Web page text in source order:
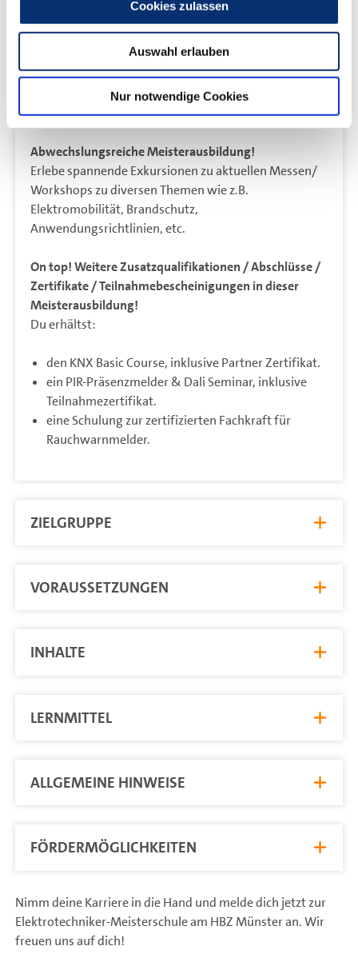
Cookies zulassen
Auswahl erlauben
Nur notwendige Cookies
Betriebsübernahme bzw. – Nachfolge vorbereitet. Fit
für die Gründung: Der Meisterbrief wirkt sich u.a.
positiv auf die Kreditwürdigkeit bei Banken aus.
Weitere Tipps erhältst du in der
Gründungsberatungder Handwerkskammer.
Abwechslungsreiche Meisterausbildung!
Erlebe spannende Exkursionen zu aktuellen Messen/
Workshops zu diversen Themen wie z.B.
Elektromobilität, Brandschutz,
Anwendungsrichtlinien, etc.
On top! Weitere Zusatzqualifikationen / Abschlüsse /
Zertifikate / Teilnahmebescheinigungen in dieser
Meisterausbildung!
Du erhältst:
den KNX Basic Course, inklusive Partner Zertifikat.
ein PIR-Präsenzmelder & Dali Seminar, inklusive
Teilnahmezertifikat.
eine Schulung zur zertifizierten Fachkraft für
Rauchwarnmelder.
ZIELGRUPPE
VORAUSSETZUNGEN
INHALTE
LERNMITTEL
ALLGEMEINE HINWEISE
FÖRDERMÖGLICHKEITEN
Nimm deine Karriere in die Hand und melde dich jetzt zur
Elektrotechniker-Meisterschule am HBZ Münster an. Wir
freuen uns auf dich!